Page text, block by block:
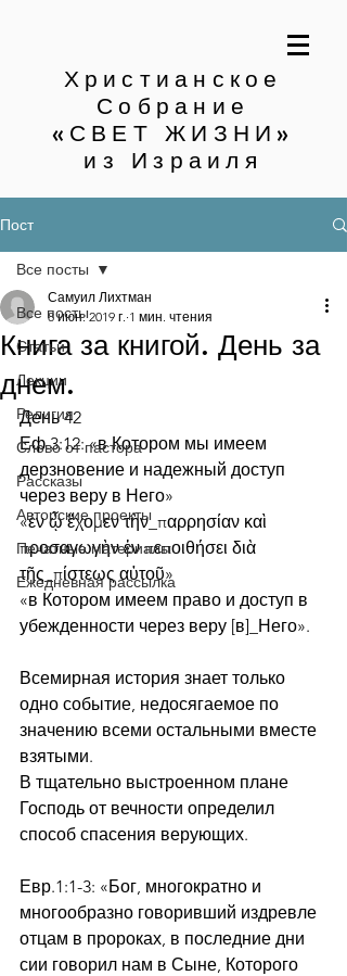
Христианское
Собрание
«СВЕТ ЖИЗНИ»
из Израиля
Пост
Все посты
Статьи
Лекции
Религия
Слово от пастора
Рассказы
Авторские проекты
Печатные материалы
Ежедневная рассылка
Все посты
Книга за книгой. День за
днем.
Самуил Лихтман
8 июн. 2019 г. 1 мин. чтения
День 42
Еф.3:12: «в Котором мы имеем
дерзновение и надежный доступ
через веру в Него»
«ἐν ᾧ ἔχομεν τὴν_παρρησίαν καὶ
προσαγωγὴν ἐν πεποιθήσει διὰ
τῆς_πίστεως αὐτοῦ»
«в Котором имеем право и доступ в
убежденности через веру [в]_Него».
Всемирная история знает только
одно событие, недосягаемое по
значению всеми остальными вместе
взятыми.
В тщательно выстроенном плане
Господь от вечности определил
способ спасения верующих.
Евр.1:1-3: «Бог, многократно и
многообразно говоривший издревле
отцам в пророках, в последние дни
сии говорил нам в Сыне, Которого